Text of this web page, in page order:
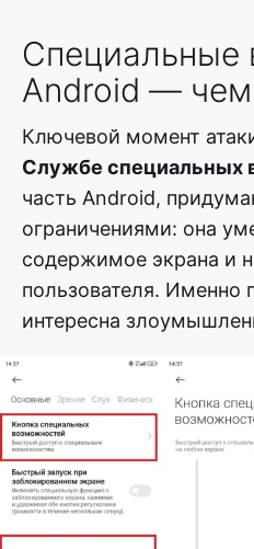
Специальные
Android —
Ключевой момент
Службе специальных
часть Android,
ограничениями: она
содержимое экрана и
пользователя. Именно
интересна